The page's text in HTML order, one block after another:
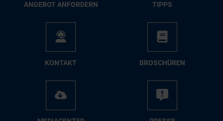
AN­GE­BOT AN­FOR­DERN TIPPS
KON­TAKT BRO­SCHÜ­REN